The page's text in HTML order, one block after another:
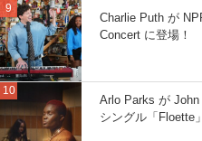
Charlie Puth が
Concert に登場！
Arlo Parks が
シングル「Floette